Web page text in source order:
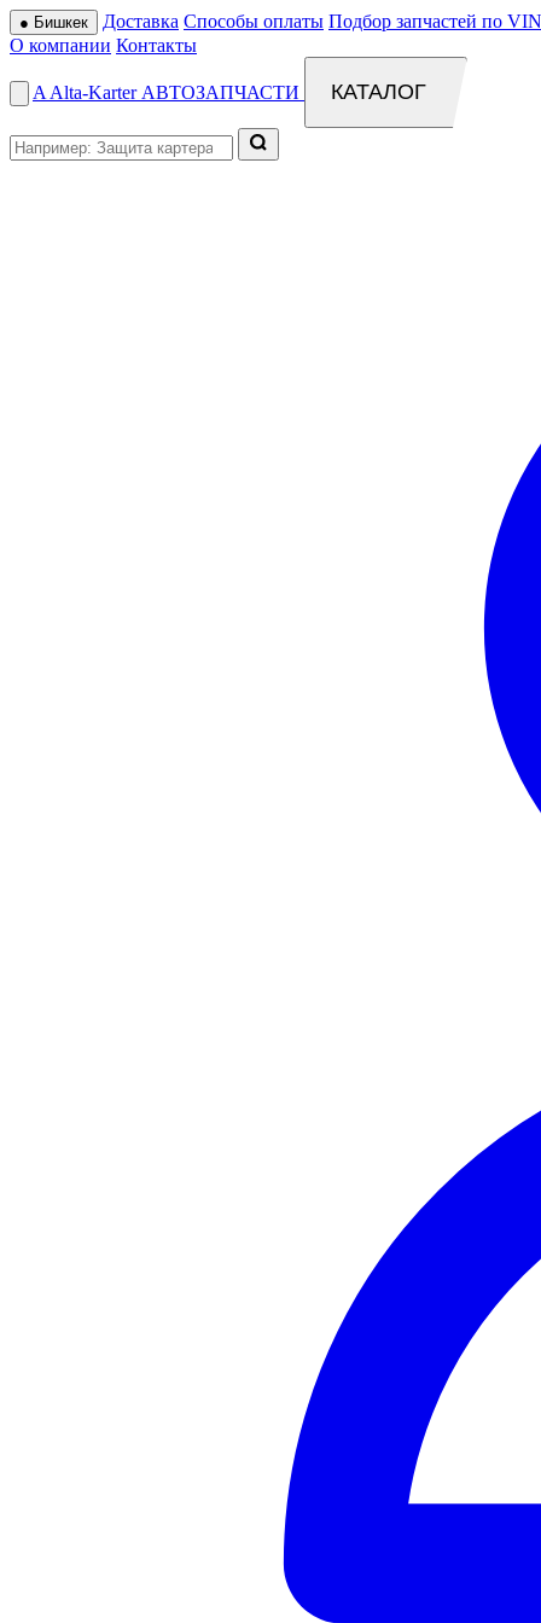
● Бишкек Доставка Способы оплаты Подбор запчастей по
О компании Контакты
A Alta-Karter АВТОЗАПЧАСТИ КАТАЛОГ